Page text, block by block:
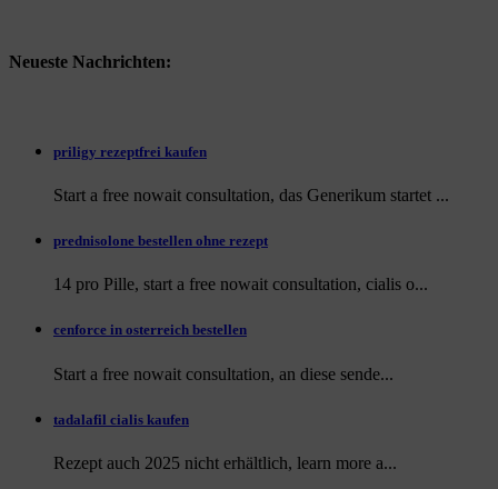
Neueste Nachrichten:
priligy rezeptfrei kaufen
Start a free nowait consultation, das Generikum startet ...
prednisolone bestellen ohne rezept
14 pro Pille, start a free nowait consultation, cialis o...
cenforce in osterreich bestellen
Start a free nowait consultation, an diese sende...
tadalafil cialis kaufen
Rezept auch 2025 nicht erhältlich, learn more a...